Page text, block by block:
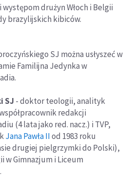
drużyn Włoch i Belgii
brazylijskich kibiców.
SJ można usłyszeć w
Familijna Jedynka w
SJ - doktor teologii, analityk
redakcji
(4 lata jako red. nacz.) i TVP,
Jana Pawła IIod 1983 roku
drugiej pielgrzymki do Polski),
w Gimnazjum i Liceum